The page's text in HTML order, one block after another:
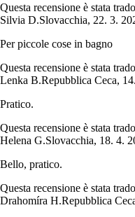
Questa recensione è stata
Silvia D.Slovacchia, 22. 3.
Per piccole cose in bagno
Questa recensione è stata
Lenka B.Repubblica Ceca,
Pratico.
Questa recensione è stata
Helena G.Slovacchia, 18. 4.
Bello, pratico.
Questa recensione è stata
Drahomíra H.Repubblica